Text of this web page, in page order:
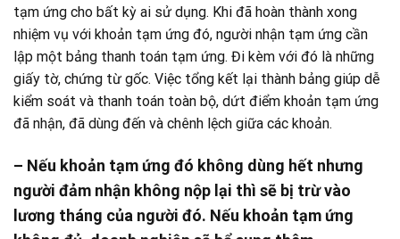
tạm ứng cho bất kỳ ai sử dụng. Khi đã hoàn thành xong
nhiệm vụ với khoản tạm ứng đó, người nhận tạm ứng cần
lập một bảng thanh toán tạm ứng. Đi kèm với đó là những
giấy tờ, chứng từ gốc. Việc tổng kết lại thành bảng giúp dễ
kiểm soát và thanh toán toàn bộ, dứt điểm khoản tạm ứng
đã nhận, đã dùng đến và chênh lệch giữa các khoản.
– Nếu khoản tạm ứng đó không dùng hết nhưng
người đảm nhận không nộp lại thì sẽ bị trừ vào
lương tháng của người đó. Nếu khoản tạm ứng